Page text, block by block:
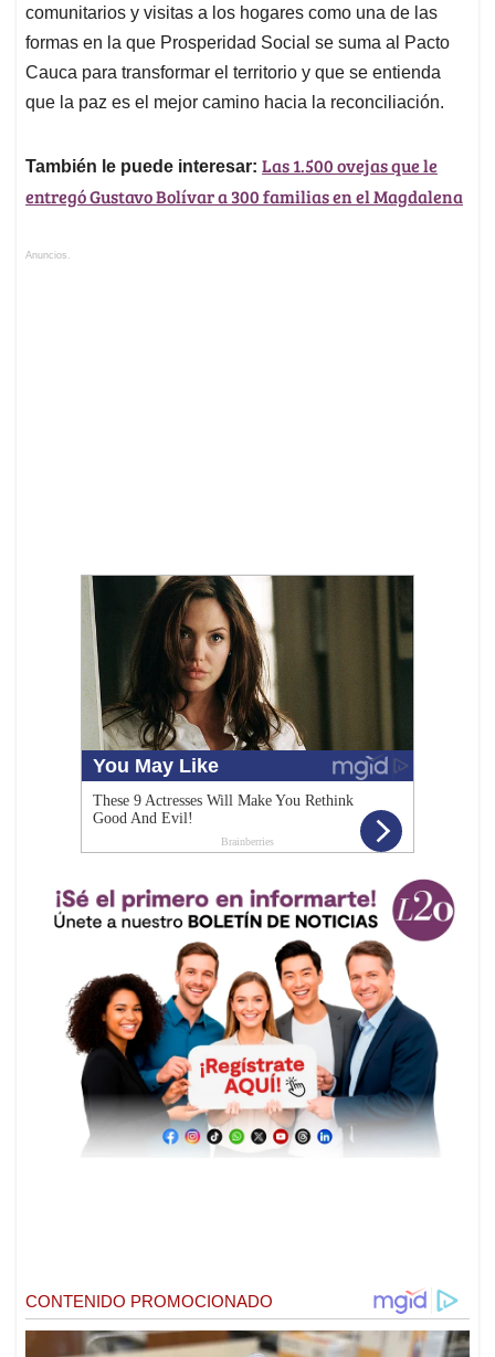
comunitarios y visitas a los hogares como una de las
formas en la que Prosperidad Social se suma al Pacto
Cauca para transformar el territorio y que se entienda
que la paz es el mejor camino hacia la reconciliación.
También le puede interesar: Las 1.500 ovejas que le
entregó Gustavo Bolívar a 300 familias en el Magdalena
Anuncios.